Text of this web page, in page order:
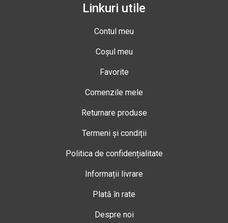
Linkuri utile
Contul meu
Coșul meu
Favorite
Comenzile mele
Returnare produse
Termeni și condiții
Politica de confidențialitate
Informații livrare
Plată în rate
Despre noi